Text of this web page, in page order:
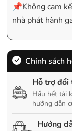
📌Không cam
nhà phát hành
Chính sách
Hỗ trợ đổi
Hầu hết tài
hướng dẫn
Hướng